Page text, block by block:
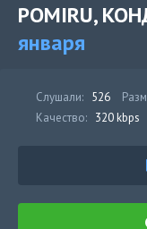
POMIRU,
января
Слушали: 526
Качество: 320 kbps